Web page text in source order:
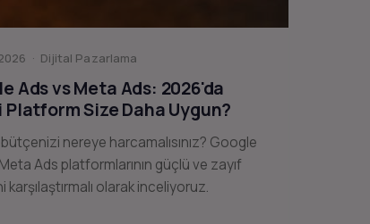
· Dijital Pazarlama
Ads vs Meta Ads: 2026'da
Platform Size Daha Uygun?
nereye harcamalısınız? Google
Ads platformlarının güçlü ve zayıf
karşılaştırmalı olarak inceliyoruz.